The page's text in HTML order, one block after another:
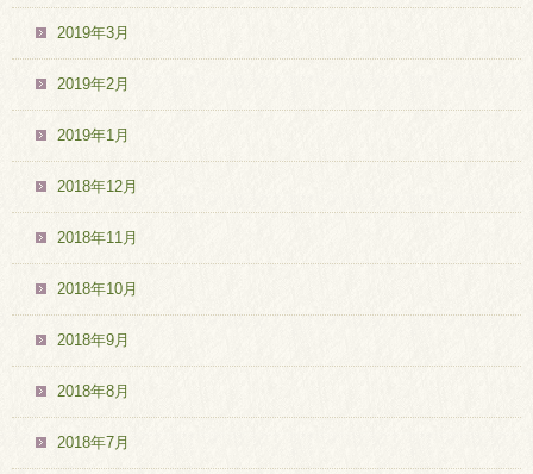
2019年3月
2019年2月
2019年1月
2018年12月
2018年11月
2018年10月
2018年9月
2018年8月
2018年7月